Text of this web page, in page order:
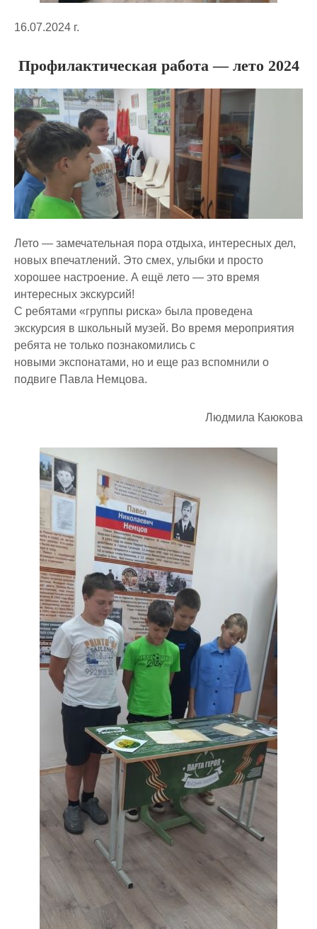
16.07.2024 г.
Профилактическая работа — лето 2024
Лето — замечательная пора отдыха, интересных дел,
новых впечатлений. Это смех, улыбки и просто
хорошее настроение. А ещё лето — это время
интересных экскурсий!
С ребятами «группы риска» была проведена
экскурсия в школьный музей. Во время мероприятия
ребята не только познакомились с
новыми экспонатами, но и еще раз вспомнили о
подвиге Павла Немцова.
Людмила Каюкова